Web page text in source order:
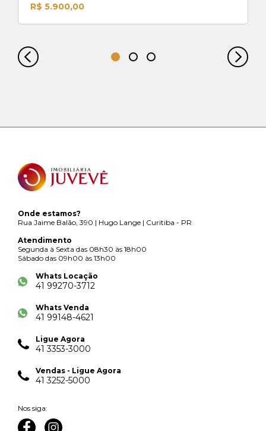
R$ 5.900,00
Onde estamos?
Rua Jaime Balão, 390 | Hugo Lange | Curitiba - PR
Atendimento
Segunda à Sexta das 08h30 às 18h00
Sábado das 09h00 às 13h00
Whats Locação
41 99270-3712
Whats Venda
41 99148-4621
Ligue Agora
41 3353-3000
Vendas - Ligue Agora
41 3252-5000
Nos siga: